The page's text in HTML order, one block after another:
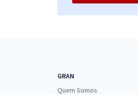
GRAN
Quem Somos